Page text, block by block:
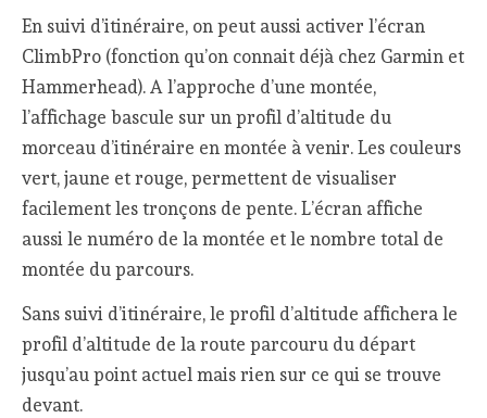
En suivi d’itinéraire, on peut aussi activer l’écran
ClimbPro (fonction qu’on connait déjà chez Garmin et
Hammerhead). A l’approche d’une montée,
l’affichage bascule sur un profil d’altitude du
morceau d’itinéraire en montée à venir. Les couleurs
vert, jaune et rouge, permettent de visualiser
facilement les tronçons de pente. L’écran affiche
aussi le numéro de la montée et le nombre total de
montée du parcours.
Sans suivi d’itinéraire, le profil d’altitude affichera le
profil d’altitude de la route parcouru du départ
jusqu’au point actuel mais rien sur ce qui se trouve
devant.